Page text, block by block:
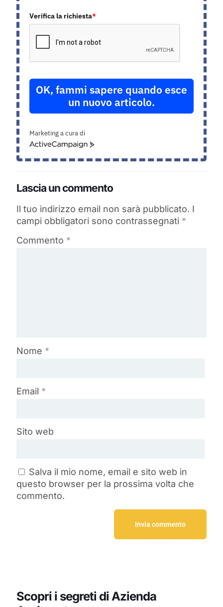
Verifica la richiesta*
OK, fammi sapere quando esce
un nuovo articolo.
Marketing a cura di
ActiveCampaign
Lascia un commento
Il tuo indirizzo email non sarà pubblicato. I
campi obbligatori sono contrassegnati *
Commento *
Nome *
Email *
Sito web
Salva il mio nome, email e sito web in
questo browser per la prossima volta che
commento.
Scopri i segreti di Azienda